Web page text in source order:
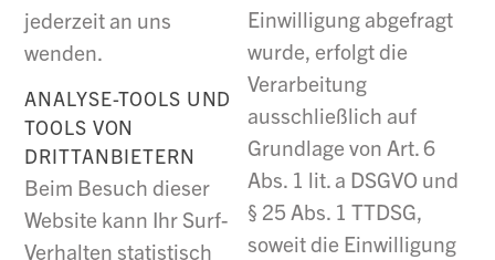
jederzeit an uns
wenden.
ANALYSE-TOOLS UND
TOOLS VON
DRITTANBIETERN
Beim Besuch dieser
Website kann Ihr Surf-
Verhalten statistisch
Einwilligung abgefragt
wurde, erfolgt die
Verarbeitung
ausschließlich auf
Grundlage von Art. 6
Abs. 1 lit. a DSGVO und
§ 25 Abs. 1 TTDSG,
soweit die Einwilligung